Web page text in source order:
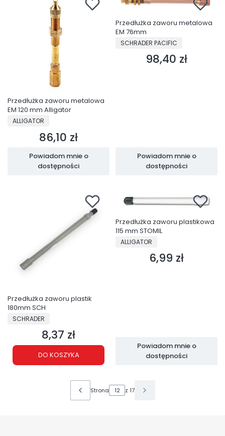
Przedłużka zaworu metalowa
EM 120 mm Alligator
PRODUCENT
ALLIGATOR
Cena
86,10 zł
Powiadom mnie o
dostępności
Przedłużka zaworu metalowa
EM 76mm
PRODUCENT
SCHRADER PACIFIC
Cena
98,40 zł
Powiadom mnie o
dostępności
Przedłużka zaworu plastik
180mm SCH
PRODUCENT
SCHRADER
Cena
8,37 zł
DO KOSZYKA
Przedłużka zaworu plastikowa
115 mm STOMIL
PRODUCENT
ALLIGATOR
Cena
6,99 zł
Powiadom mnie o
dostępności
Strona z 17